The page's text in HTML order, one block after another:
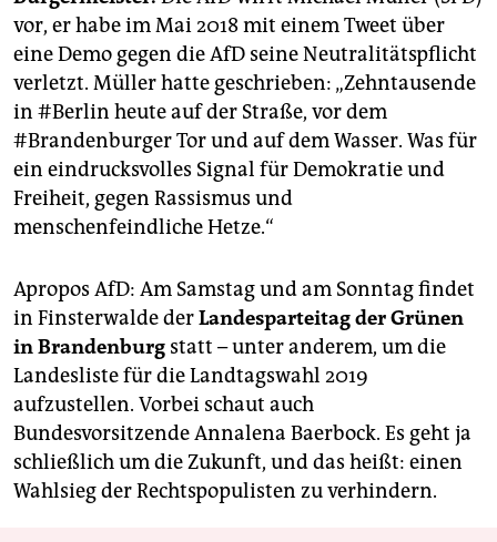
vor, er habe im Mai 2018 mit einem Tweet über
eine Demo gegen die AfD seine Neutralitätspflicht
verletzt. Müller hatte geschrieben: „Zehntausende
in #Berlin heute auf der Straße, vor dem
#Brandenburger Tor und auf dem Wasser. Was für
ein eindrucksvolles Signal für Demokratie und
Freiheit, gegen Rassismus und
menschenfeindliche Hetze.“
Apropos AfD: Am Samstag und am Sonntag findet
in Finsterwalde derLandesparteitag der Grünen
in Brandenburg statt – unter anderem, um die
Landesliste für die Landtagswahl 2019
aufzustellen. Vorbei schaut auch
Bundesvorsitzende Annalena Baerbock. Es geht ja
schließlich um die Zukunft, und das heißt: einen
Wahlsieg der Rechtspopulisten zu verhindern.